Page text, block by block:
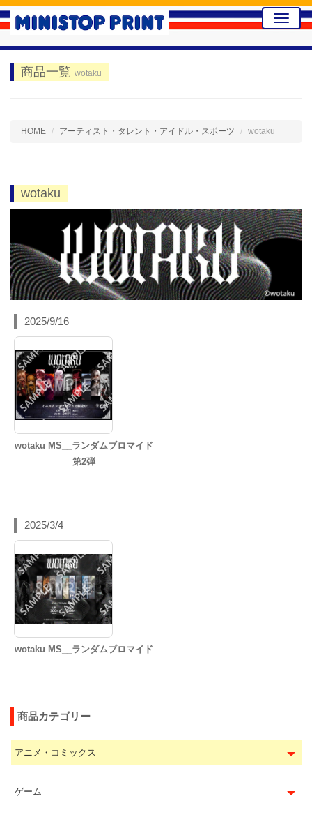
Toggle
商品一覧 wotaku
HOME アーティスト・タレント・アイドル・スポーツ wotaku
wotaku
2025/9/16
wotaku MS__ランダムブロマイド
第2弾
2025/3/4
wotaku MS__ランダムブロマイド
商品カテゴリー
アニメ・コミックス
ゲーム